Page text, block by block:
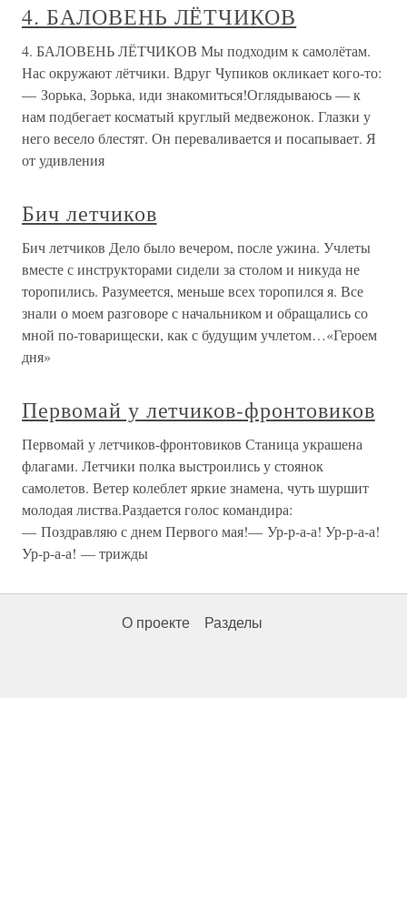
4. БАЛОВЕНЬ ЛЁТЧИКОВ
4. БАЛОВЕНЬ ЛЁТЧИКОВ Мы подходим к самолётам.
Нас окружают лётчики. Вдруг Чупиков окликает кого-то:
— Зорька, Зорька, иди знакомиться!Оглядываюсь — к
нам подбегает косматый круглый медвежонок. Глазки у
него весело блестят. Он переваливается и посапывает. Я
от удивления
Бич летчиков
Бич летчиков Дело было вечером, после ужина. Учлеты
вместе с инструкторами сидели за столом и никуда не
торопились. Разумеется, меньше всех торопился я. Все
знали о моем разговоре с начальником и обращались со
мной по-товарищески, как с будущим учлетом…«Героем
дня»
Первомай у летчиков-фронтовиков
Первомай у летчиков-фронтовиков Станица украшена
флагами. Летчики полка выстроились у стоянок
самолетов. Ветер колеблет яркие знамена, чуть шуршит
молодая листва.Раздается голос командира:
— Поздравляю с днем Первого мая!— Ур-р-а-а! Ур-р-а-а!
Ур-р-а-а! — трижды
О проекте Разделы